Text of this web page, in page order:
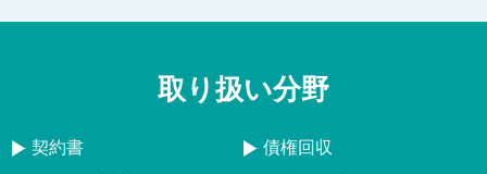
取り扱い分野
契約書
債権回収